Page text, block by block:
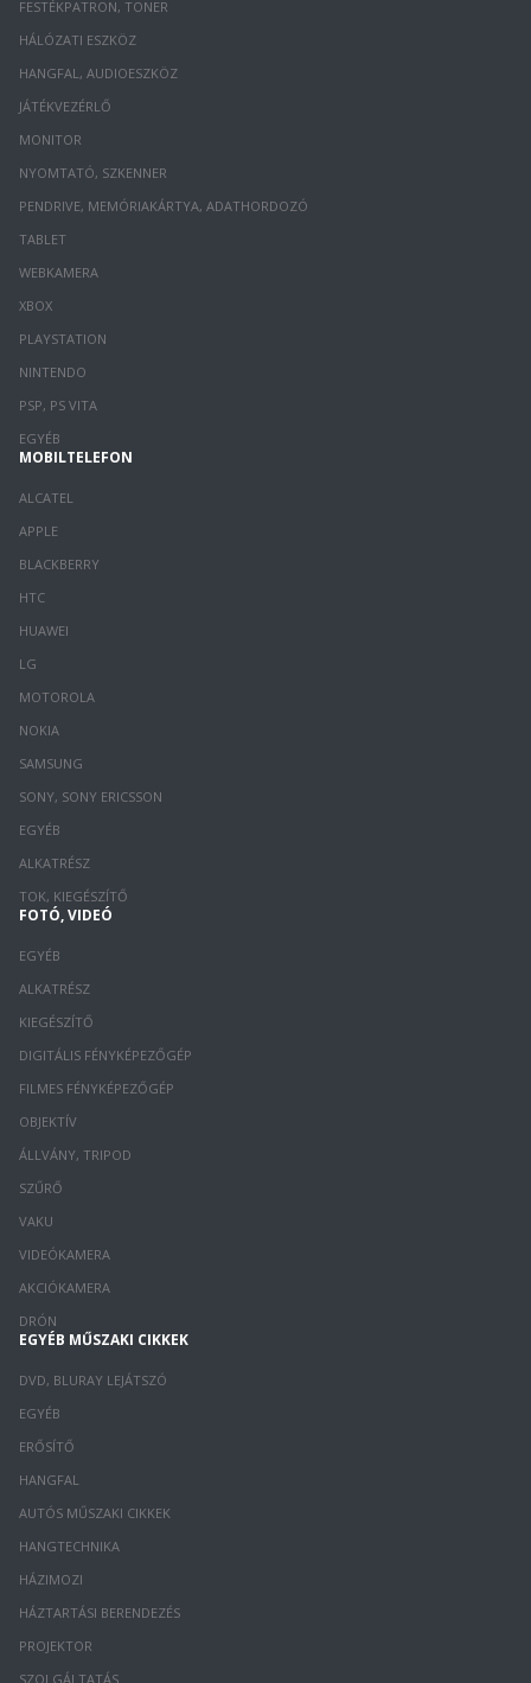
FESTÉKPATRON, TONER
HÁLÓZATI ESZKÖZ
HANGFAL, AUDIOESZKÖZ
JÁTÉKVEZÉRLŐ
MONITOR
NYOMTATÓ, SZKENNER
PENDRIVE, MEMÓRIAKÁRTYA, ADATHORDOZÓ
TABLET
WEBKAMERA
XBOX
PLAYSTATION
NINTENDO
PSP, PS VITA
EGYÉB
MOBILTELEFON
ALCATEL
APPLE
BLACKBERRY
HTC
HUAWEI
LG
MOTOROLA
NOKIA
SAMSUNG
SONY, SONY ERICSSON
EGYÉB
ALKATRÉSZ
TOK, KIEGÉSZÍTŐ
FOTÓ, VIDEÓ
EGYÉB
ALKATRÉSZ
KIEGÉSZÍTŐ
DIGITÁLIS FÉNYKÉPEZŐGÉP
FILMES FÉNYKÉPEZŐGÉP
OBJEKTÍV
ÁLLVÁNY, TRIPOD
SZŰRŐ
VAKU
VIDEÓKAMERA
AKCIÓKAMERA
DRÓN
EGYÉB MŰSZAKI CIKKEK
DVD, BLURAY LEJÁTSZÓ
EGYÉB
ERŐSÍTŐ
HANGFAL
AUTÓS MŰSZAKI CIKKEK
HANGTECHNIKA
HÁZIMOZI
HÁZTARTÁSI BERENDEZÉS
PROJEKTOR
SZOLGÁLTATÁS